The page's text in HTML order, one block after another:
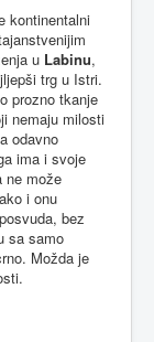
kontinentalni
u Labinu,
trg u Istri.
prozno tkanje
nemaju milosti
odavno
ima i svoje
ne može
i onu
bez
sa samo
Možda je